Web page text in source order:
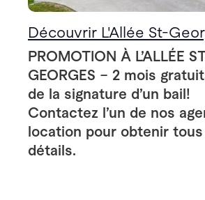
Découvrir L'Allée St-
PROMOTION À L’ALLÉE
GEORGES – 2 mois
de la signature d’un bail!
Contactez l’un de nos
location pour obtenir
détails.